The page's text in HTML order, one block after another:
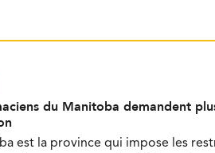
du Manitoba demandent
est la province qui impose les